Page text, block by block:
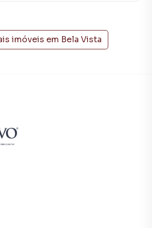
milhares de ofertas para
de forma totalmente online, com
direto do seu computador ou
soluções inovadoras para
de proprietários, inquilinos e
mercado imobiliário.
digital com imóveis em diversas
você consegue vender ou alugar seu
e locamos diversos imóveis em
imóveis em Bela Vista